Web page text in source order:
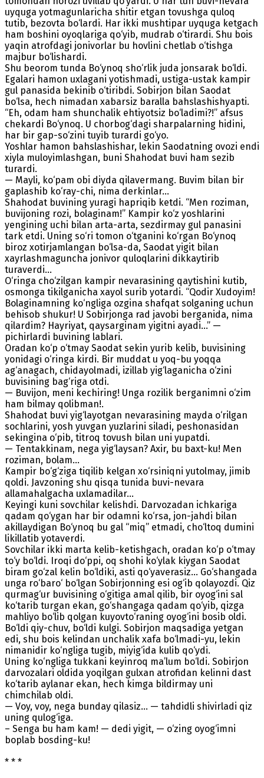
uyquga yotmagunlaricha shitir etgan tovushga quloq
tutib, bezovta bo‘lardi. Har ikki mushtipar uyquga ketgach
ham boshini oyoqlariga qo‘yib, mudrab o‘tirardi. Shu bois
yaqin atrofdagi jonivorlar bu hovlini chetlab o‘tishga
majbur bo‘lishardi.
Shu beorom tunda Bo‘ynoq sho‘rlik juda jonsarak bo‘ldi.
Egalari hamon uxlagani yotishmadi, ustiga-ustak kampir
gul panasida bekinib o‘tiribdi. Sobirjon bilan Saodat
bo‘lsa, hech nimadan xabarsiz baralla bahslashishyapti.
“Eh, odam ham shunchalik ehtiyotsiz bo‘ladimi?!” afsus
chekardi Bo‘ynoq. U chorbog‘dagi sharpalarning hidini,
har bir gap-so‘zini tuyib turardi go‘yo.
Yoshlar hamon bahslashishar, lekin Saodatning ovozi endi
xiyla muloyimlashgan, buni Shahodat buvi ham sezib
turardi.
— Mayli, ko‘pam obi diyda qilavermang. Buvim bilan bir
gaplashib ko‘ray-chi, nima derkinlar...
Shahodat buvining yuragi hapriqib ketdi. “Men roziman,
buvijoning rozi, bolaginam!” Kampir ko‘z yoshlarini
yengining uchi bilan arta-arta, sezdirmay gul panasini
tark etdi. Uning so‘ri tomon o‘tganini ko‘rgan Bo‘ynoq
biroz xotirjamlangan bo‘lsa-da, Saodat yigit bilan
xayrlashmaguncha jonivor quloqlarini dikkaytirib
turaverdi...
O‘ringa cho‘zilgan kampir nevarasining qaytishini kutib,
osmonga tikilganicha xayol surib yotardi. “Qodir Xudoyim!
Bolaginamning ko‘ngliga ozgina shafqat solganing uchun
behisob shukur! U Sobirjonga rad javobi berganida, nima
qilardim? Hayriyat, qaysarginam yigitni ayadi...” —
pichirlardi buvining lablari.
Oradan ko‘p o‘tmay Saodat sekin yurib kelib, buvisining
yonidagi o‘ringa kirdi. Bir muddat u yoq-bu yoqqa
ag‘anagach, chidayolmadi, izillab yig‘laganicha o‘zini
buvisining bag‘riga otdi.
— Buvijon, meni kechiring! Unga rozilik berganimni o‘zim
ham bilmay qolibman!.
Shahodat buvi yig‘layotgan nevarasining mayda o‘rilgan
sochlarini, yosh yuvgan yuzlarini siladi, peshonasidan
sekingina o‘pib, titroq tovush bilan uni yupatdi.
— Tentakkinam, nega yig‘laysan? Axir, bu baxt-ku! Men
roziman, bolam...
Kampir bo‘g‘ziga tiqilib kelgan xo‘rsiniqni yutolmay, jimib
qoldi. Javzoning shu qisqa tunida buvi-nevara
allamahalgacha uxlamadilar...
Keyingi kuni sovchilar kelishdi. Darvozadan ichkariga
qadam qo‘ygan har bir odamni ko‘rsa, jon-jahdi bilan
akillaydigan Bo‘ynoq bu gal “miq” etmadi, cho‘ltoq dumini
likillatib yotaverdi.
Sovchilar ikki marta kelib-ketishgach, oradan ko‘p o‘tmay
to‘y bo‘ldi. Iroqi do‘ppi, oq shohi ko‘ylak kiygan Saodat
biram go‘zal kelin bo‘ldiki, asti qo‘yaverasiz... Go‘shangada
unga ro‘baro‘ bo‘lgan Sobirjonning esi og‘ib qolayozdi. Qiz
qurmag‘ur buvisining o‘gitiga amal qilib, bir oyog‘ini sal
ko‘tarib turgan ekan, go‘shangaga qadam qo‘yib, qizga
mahliyo bo‘lib qolgan kuyovto‘raning oyog‘ini bosib oldi.
Bo‘ldi qiy-chuv, bo‘ldi kulgi. Sobirjon maqsadiga yetgan
edi, shu bois kelindan unchalik xafa bo‘lmadi-yu, lekin
nimanidir ko‘ngliga tugib, miyig‘ida kulib qo‘ydi.
Uning ko‘ngliga tukkani keyinroq ma’lum bo‘ldi. Sobirjon
darvozalari oldida yoqilgan gulxan atrofidan kelinni dast
ko‘tarib aylanar ekan, hech kimga bildirmay uni
chimchilab oldi.
— Voy, voy, nega bunday qilasiz... — tahdidli shivirladi qiz
uning qulog‘iga.
– Senga bu ham kam! — dedi yigit, — o‘zing oyog‘imni
boplab bosding-ku!
* * *